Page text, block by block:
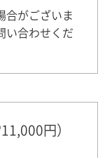
合がございま
い合わせくだ
円）